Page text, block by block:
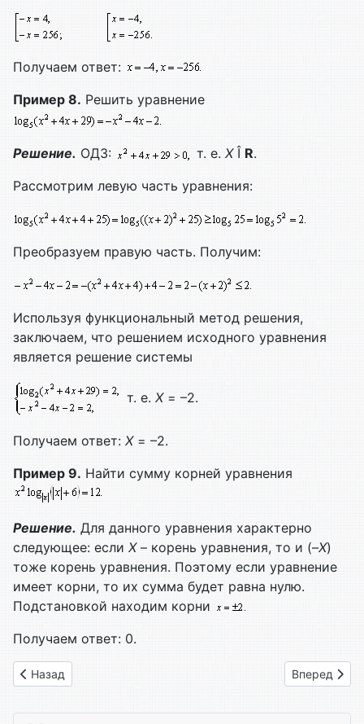
Получаем ответ:
Пример 8. Решить уравнение
Решение. ОДЗ: т. е. Х Î R.
Рассмотрим левую часть уравнения:
Преобразуем правую часть. Получим:
Используя функциональный метод решения,
заключаем, что решением исходного уравнения
является решение системы
т. е. Х= –2.
Получаем ответ: Х= –2.
Пример 9. Найти сумму корней уравнения
Решение. Для данного уравнения характерно
следующее: если Х– корень уравнения, то и (–Х)
тоже корень уравнения. Поэтому если уравнение
имеет корни, то их сумма будет равна нулю.
Подстановкой находим корни
Получаем ответ: 0.
Предыдущий: 50. Задания
Назад Следующий:
Вперед